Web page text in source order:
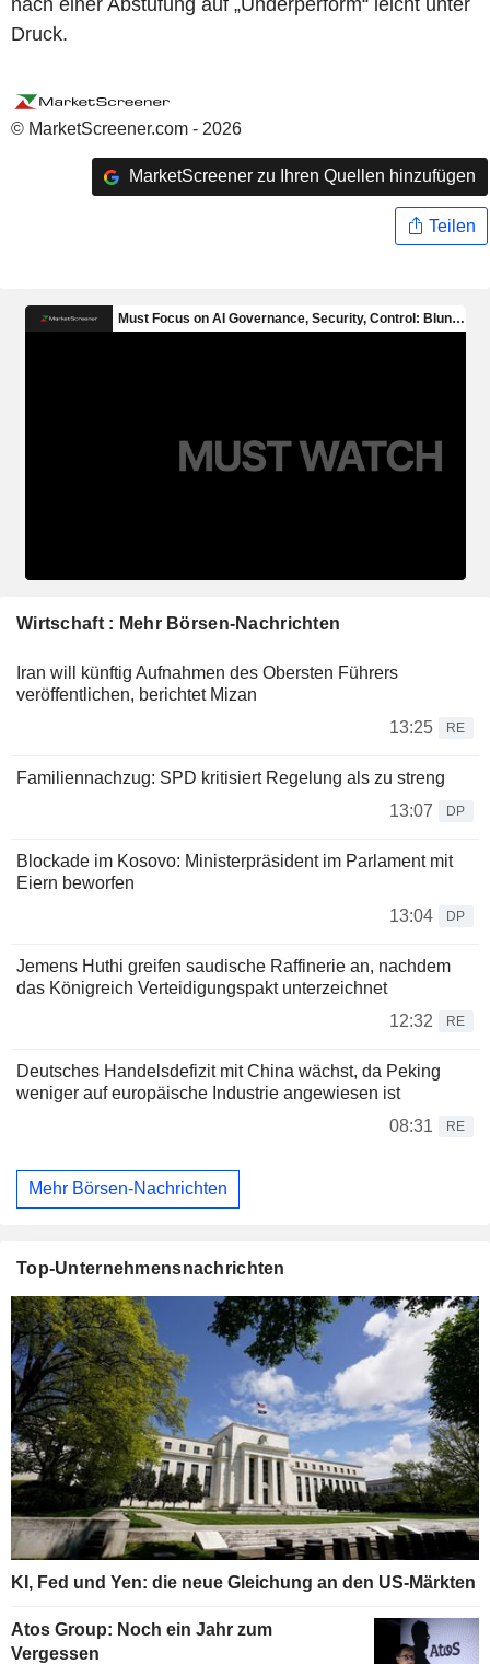
Druck.
© MarketScreener.com - 2026
MarketScreener zu Ihren Quellen hinzufügen
Teilen
Wirtschaft : Mehr Börsen-Nachrichten
Iran will künftig Aufnahmen des Obersten Führers
veröffentlichen, berichtet Mizan
13:25
RE
Familiennachzug: SPD kritisiert Regelung als zu streng
13:07
DP
Blockade im Kosovo: Ministerpräsident im Parlament mit
Eiern beworfen
13:04
DP
Jemens Huthi greifen saudische Raffinerie an, nachdem
das Königreich Verteidigungspakt unterzeichnet
12:32
RE
Deutsches Handelsdefizit mit China wächst, da Peking
weniger auf europäische Industrie angewiesen ist
08:31
RE
Mehr Börsen-Nachrichten
Top-Unternehmensnachrichten
KI, Fed und Yen: die neue Gleichung an den US-Märkten
Atos Group: Noch ein Jahr zum
Vergessen